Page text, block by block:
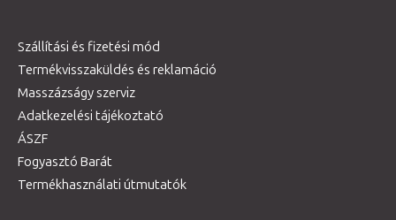
Szállítási és fizetési mód
Termékvisszaküldés és reklamáció
Masszázságy szerviz
Adatkezelési tájékoztató
ÁSZF
Fogyasztó Barát
Termékhasználati útmutatók